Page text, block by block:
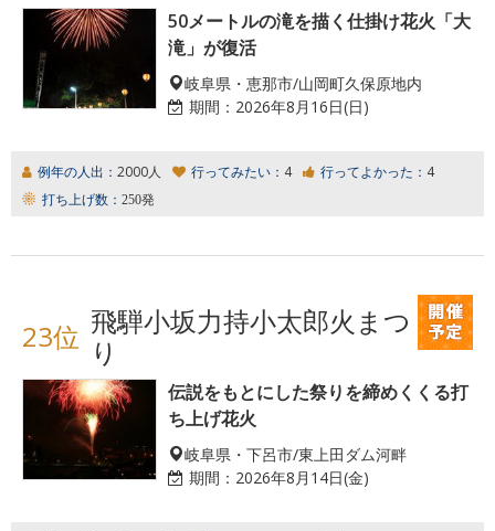
50メートルの滝を描く仕掛け花火「大
滝」が復活
岐阜県・恵那市/山岡町久保原地内
期間： 2026年8月16日(日)
例年の人出： 2000人 行ってみたい： 4 行ってよかった： 4
打ち上げ数： 250発
23位 飛騨小坂力持小太郎火まつ
り
伝説をもとにした祭りを締めくくる打
ち上げ花火
岐阜県・下呂市/東上田ダム河畔
期間： 2026年8月14日(金)